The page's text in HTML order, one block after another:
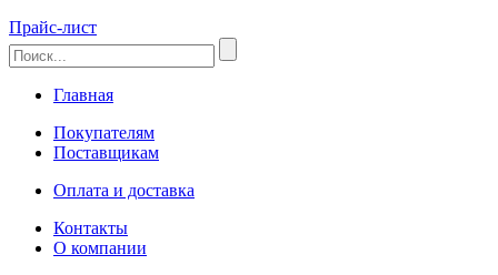
Прайс-лист
Главная
Покупателям
Поставщикам
Оплата и доставка
Контакты
О компании